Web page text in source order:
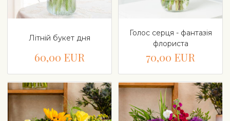
Літній букет дня
60,00 EUR
Голос серця - фантазія
флориста
70,00 EUR